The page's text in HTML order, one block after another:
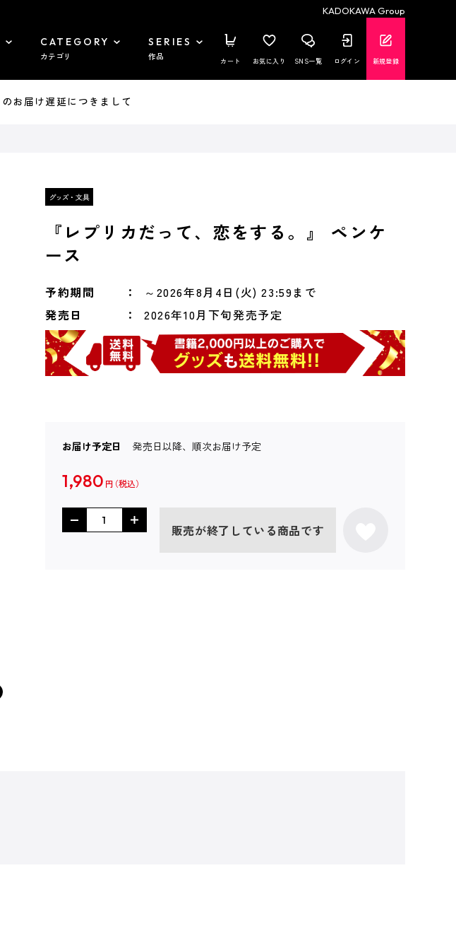
KADOKAWA Group
CATEGORY
カテゴリ
SERIES
作品 カート お気に入り SNS一覧 ログイン 新規登録
お届け遅延につきまして
『レプリカだって、恋をする。』 ペンケ
ース
予約期間
～2026年8月4日(火) 23:59まで
発売日
2026年10月下旬発売予定
お届け予定日 発売日以降、順次お届け予定
1,980 円
販売が終了している商品です